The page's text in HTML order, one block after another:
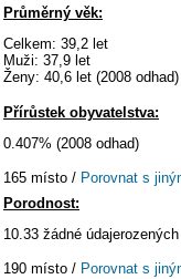
Průměrný věk:
Celkem: 39,2 let
Muži: 37,9 let
Ženy: 40,6 let (2008 odhad)
Přírůstek obyvatelstva:
0.407% (2008 odhad)
165 místo / Porovnat s
Porodnost:
10.33 žádné
190 místo / Porovnat s